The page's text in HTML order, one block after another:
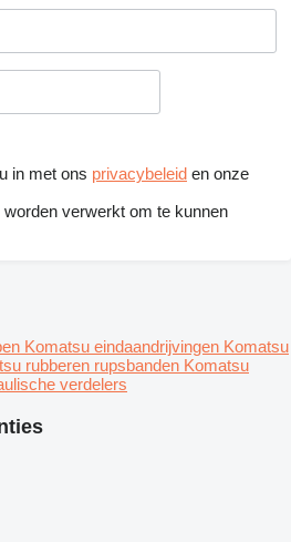
in met ons privacybeleid en onze
verwerkt om te kunnen
Komatsu eindaandrijvingen Komatsu
rubberen rupsbanden Komatsu
verdelers